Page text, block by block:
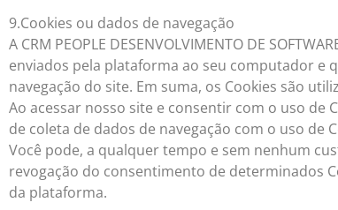
9.Cookies ou dados de navegação
A CRM PEOPLE DESENVOLVIMENTO DE
enviados pela plataforma ao seu computador e
navegação do site. Em suma, os Cookies são
Ao acessar nosso site e consentir com o uso de
de coleta de dados de navegação com o uso de
Você pode, a qualquer tempo e sem nenhum
revogação do consentimento de determinados
da plataforma.